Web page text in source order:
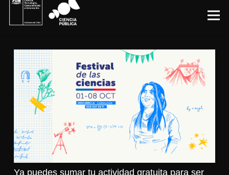
Ya puedes sumar tu actividad gratuita para ser